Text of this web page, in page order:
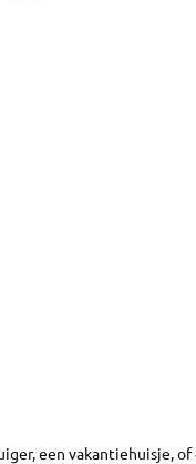
een vakantiehuisje, of